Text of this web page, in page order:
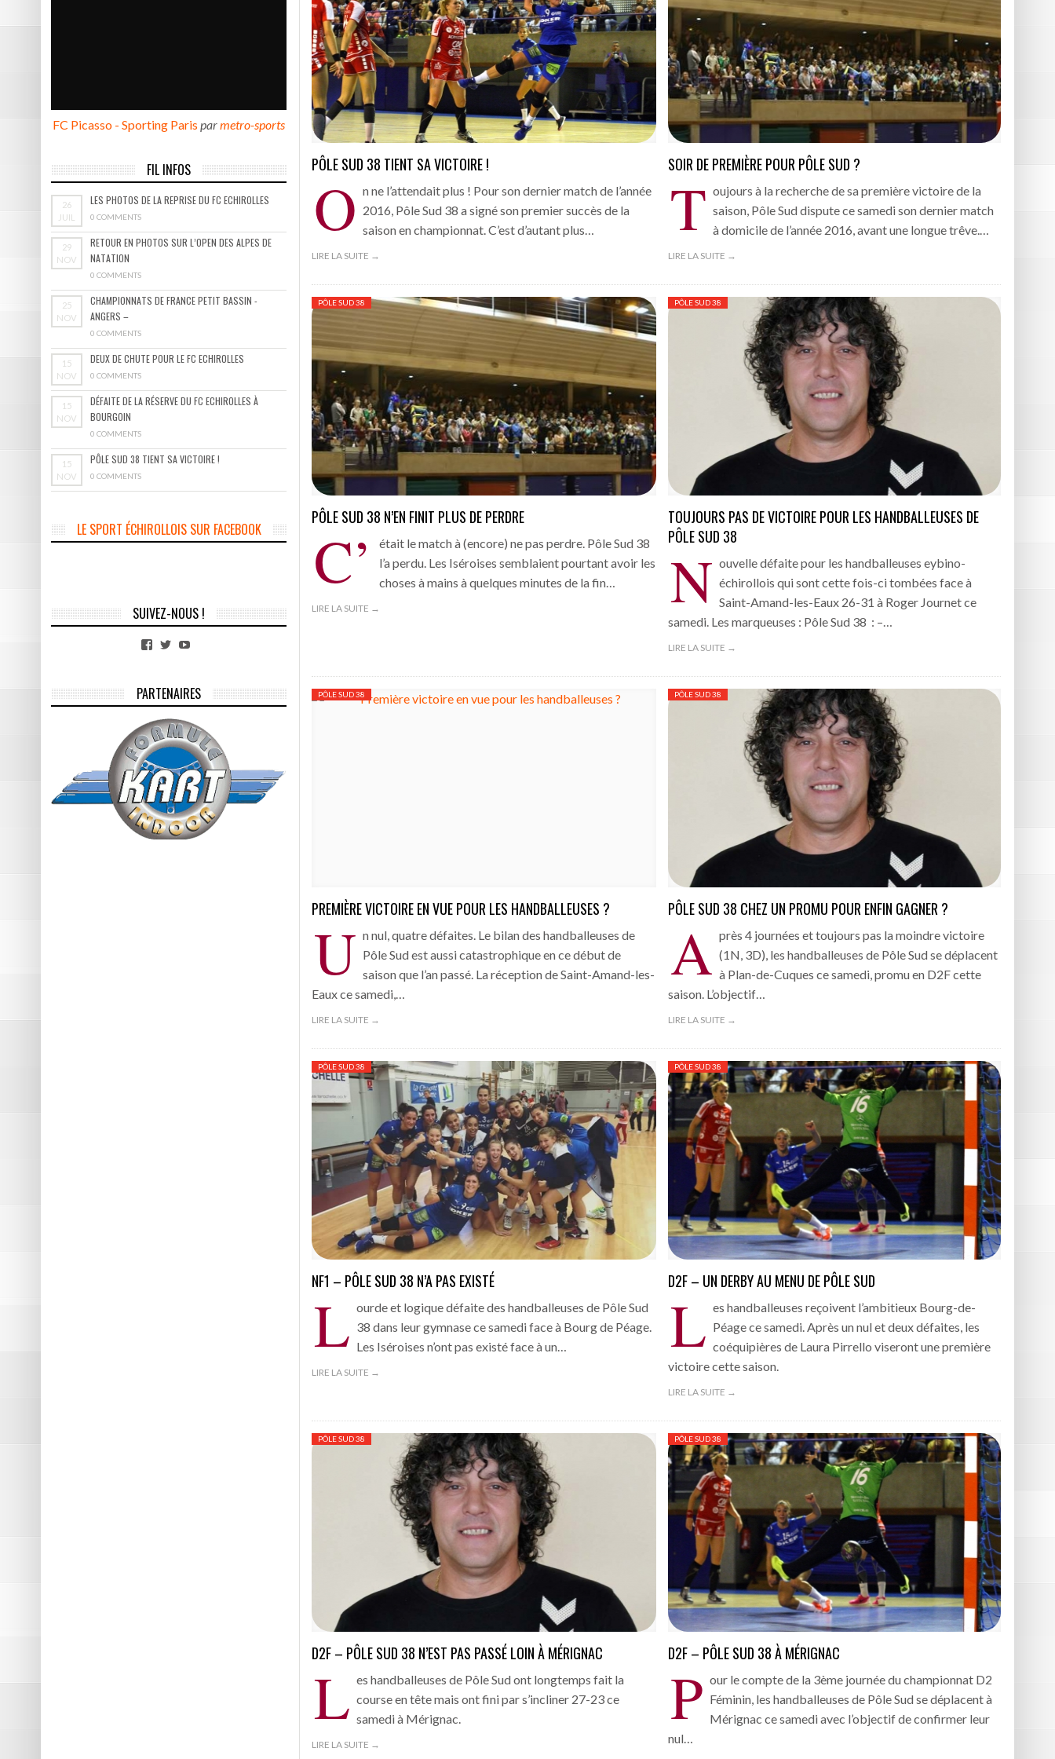
Pôle Sud 38 tient sa victoire ! - 15 novembre 2016
Résumé vidéo Picasso – Bastia (6-2) - 13 novembre 2016
2ème victoire de la saison pour Picasso - 13 novembre 2016
Les photos de Picasso – Bastia - 13 novembre 2016
Résumé vidéo Echirolles – Ain Sud - 13 novembre 2016
ANGERS –
BOURGOIN
PÔLE SUD 38 TIENT SA VICTOIRE !
O n ne l’attendait plus ! Pour son dernier match de l’année
2016, Pôle Sud 38 a signé son premier succès de la
saison en championnat. C’est d’autant plus…
LIRE LA SUITE →
SOIR DE PREMIÈRE POUR PÔLE SUD ?
T oujours à la recherche de sa première victoire de la
saison, Pôle Sud dispute ce samedi son dernier match
à domicile de l’année 2016, avant une longue trêve.…
LIRE LA SUITE →
PÔLE SUD 38
PÔLE SUD 38 N’EN FINIT PLUS DE PERDRE
C’
était le match à (encore) ne pas perdre. Pôle Sud 38
l’a perdu. Les Iséroises semblaient pourtant avoir les
choses à mains à quelques minutes de la fin…
LIRE LA SUITE →
PÔLE SUD 38
TOUJOURS PAS DE VICTOIRE POUR LES HANDBALLEUSES DE
PÔLE SUD 38
N ouvelle défaite pour les handballeuses eybino-
échirollois qui sont cette fois-ci tombées face à
Saint-Amand-les-Eaux 26-31 à Roger Journet ce
samedi. Les marqueuses : Pôle Sud 38 : –…
LIRE LA SUITE →
PÔLE SUD 38
PREMIÈRE VICTOIRE EN VUE POUR LES HANDBALLEUSES ?
U n nul, quatre défaites. Le bilan des handballeuses de
Pôle Sud est aussi catastrophique en ce début de
saison que l’an passé. La réception de Saint-Amand-les-
Eaux ce samedi,…
LIRE LA SUITE →
PÔLE SUD 38
PÔLE SUD 38 CHEZ UN PROMU POUR ENFIN GAGNER ?
A près 4 journées et toujours pas la moindre victoire
(1N, 3D), les handballeuses de Pôle Sud se déplacent
à Plan-de-Cuques ce samedi, promu en D2F cette
saison. L’objectif…
LIRE LA SUITE →
PÔLE SUD 38
NF1 – PÔLE SUD 38 N’A PAS EXISTÉ
L ourde et logique défaite des handballeuses de Pôle Sud
38 dans leur gymnase ce samedi face à Bourg de Péage.
Les Iséroises n’ont pas existé face à un…
LIRE LA SUITE →
PÔLE SUD 38
D2F – UN DERBY AU MENU DE PÔLE SUD
L es handballeuses reçoivent l’ambitieux Bourg-de-
Péage ce samedi. Après un nul et deux défaites, les
coéquipières de Laura Pirrello viseront une première
victoire cette saison.
LIRE LA SUITE →
PÔLE SUD 38
D2F – PÔLE SUD 38 N’EST PAS PASSÉ LOIN À MÉRIGNAC
L es handballeuses de Pôle Sud ont longtemps fait la
course en tête mais ont fini par s’incliner 27-23 ce
samedi à Mérignac.
LIRE LA SUITE →
PÔLE SUD 38
D2F – PÔLE SUD 38 À MÉRIGNAC
P our le compte de la 3ème journée du championnat D2
Féminin, les handballeuses de Pôle Sud se déplacent à
Mérignac ce samedi avec l’objectif de confirmer leur
nul…
FC Picasso - Sporting Paris parmetro-sports
FIL INFOS
26
JUIL
LES PHOTOS DE LA REPRISE DU FC ECHIROLLES
0 COMMENTS
29
NOV
RETOUR EN PHOTOS SUR L’OPEN DES ALPES DE
NATATION
0 COMMENTS
25
NOV
CHAMPIONNATS DE FRANCE PETIT BASSIN -
ANGERS –
0 COMMENTS
15
NOV
DEUX DE CHUTE POUR LE FC ECHIROLLES
0 COMMENTS
15
NOV
DÉFAITE DE LA RÉSERVE DU FC ECHIROLLES À
BOURGOIN
0 COMMENTS
15
NOV
PÔLE SUD 38 TIENT SA VICTOIRE !
0 COMMENTS
LE SPORT ÉCHIROLLOIS SUR FACEBOOK
SUIVEZ-NOUS !
Facebook
Twitter
PARTENAIRES